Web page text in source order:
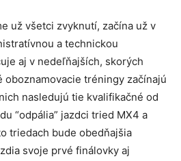
už všetci zvyknutí, začína už v
a technickou
aj v nedeľňajších, skorých
oboznamovacie tréningy začínajú
nasledujú tie kvalifikačné od
“odpália” jazdci tried MX4 a
triedach bude obedňajšia
svoje prvé finálovky aj